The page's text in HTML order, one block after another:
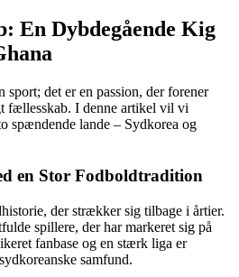
En Dybdegående Kig
sport; det er en passion, der forener
fællesskab. I denne artikel vil vi
spændende lande – Sydkorea og
en Stor Fodboldtradition
der strækker sig tilbage i årtier.
spillere, der har markeret sig på
fanbase og en stærk liga er
samfund.